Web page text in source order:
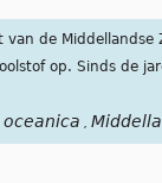
de
op. Sinds de
oceanica